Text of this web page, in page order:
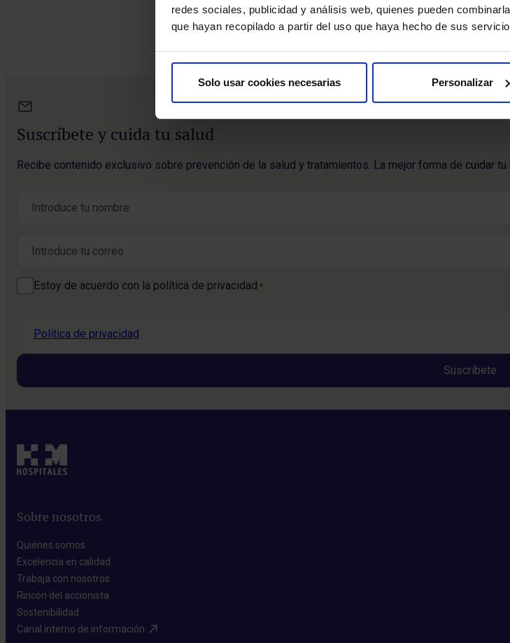
redes sociales, publicidad y análisis web, quienes pueden
que hayan recopilado a partir del uso que haya hecho de sus
Solo usar cookies necesarias Personalizar
Página
anterior
1 2 3 4
Suscríbete y cuida tu salud
Recibe contenido exclusivo sobre prevención de la salud y tratamientos. La mejor forma de cuidar
Consentimiento *
Estoy de acuerdo con la política de privacidad *
Política de privacidad
Sobre nosotros
Quiénes somos​
Excelencia en calidad​
Trabaja con nosotros​
Rincón del accionista​
Sostenibilidad​
Canal interno de información​